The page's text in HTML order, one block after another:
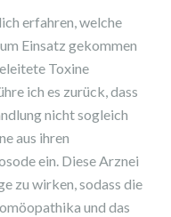
erfahren, welche
Einsatz gekommen
Toxine
ich es zurück, dass
nicht sogleich
aus ihren
ein. Diese Arznei
zu wirken, sodass die
und das